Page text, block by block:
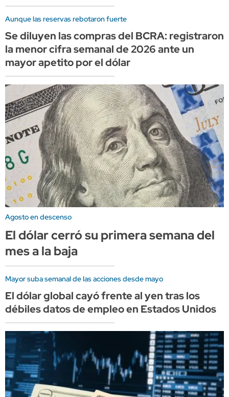
Aunque las reservas rebotaron fuerte
Se diluyen las compras del BCRA: registraron
la menor cifra semanal de 2026 ante un
mayor apetito por el dólar
Agosto en descenso
El dólar cerró su primera semana del
mes a la baja
Mayor suba semanal de las acciones desde mayo
El dólar global cayó frente al yen tras los
débiles datos de empleo en Estados Unidos